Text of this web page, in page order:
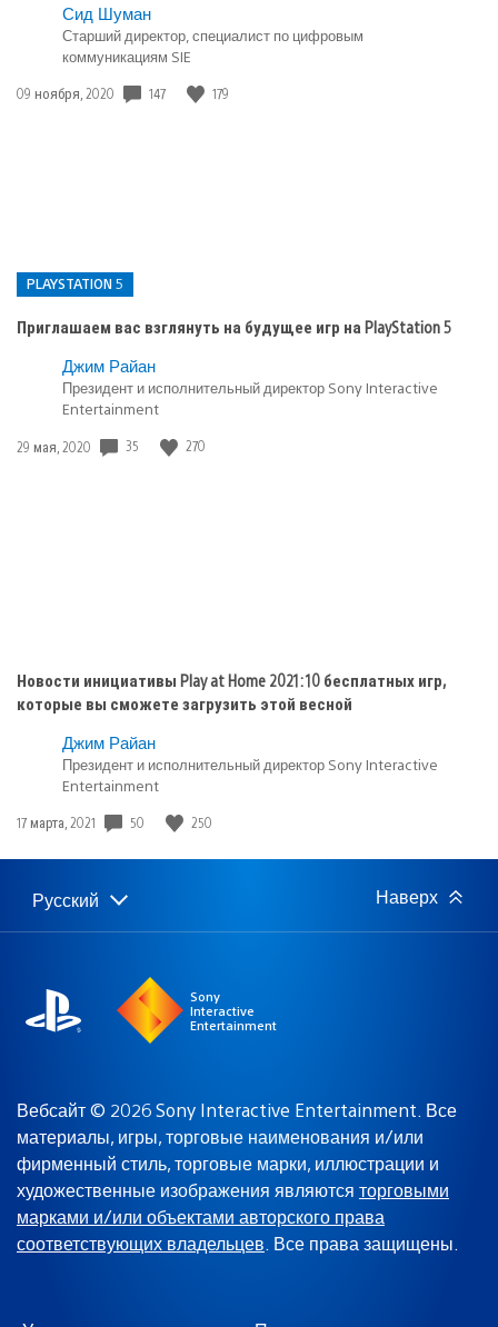
Сид Шуман
Старший директор, специалист по цифровым
коммуникациям SIE
Дата
09 ноября, 2020 147 179
PLAYSTATION 5
Приглашаем вас взглянуть на будущее игр на PlayStation 5
Опубликовано
PlayStation
5
Джим Райан
Президент и исполнительный директор Sony Interactive
Entertainment
Дата
29 мая, 2020 35 270
Новости инициативы Play at Home 2021: 10 бесплатных игр,
которые вы сможете загрузить этой весной
Джим Райан
Президент и исполнительный директор Sony Interactive
Entertainment
Дата
17 марта, 2021 50 250
Выбор
Выбранный
Русский Наверх
Sony
Interactive
Entertainment
Вебсайт © 2026 Sony Interactive Entertainment. Все
материалы, игры, торговые наименования и/или
фирменный стиль, торговые марки, иллюстрации и
художественные изображения являются торговыми
марками и/или объектами авторского права
соответствующих владельцев. Все права защищены.